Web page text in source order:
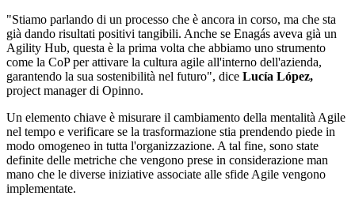
"Stiamo parlando di un processo che è ancora in corso, ma che sta
già dando risultati positivi tangibili. Anche se Enagás aveva già un
Agility Hub, questa è la prima volta che abbiamo uno strumento
come la CoP per attivare la cultura agile all'interno dell'azienda,
garantendo la sua sostenibilità nel futuro", dice Lucía López,
project manager di Opinno.
Un elemento chiave è misurare il cambiamento della mentalità Agile
nel tempo e verificare se la trasformazione stia prendendo piede in
modo omogeneo in tutta l'organizzazione. A tal fine, sono state
definite delle metriche che vengono prese in considerazione man
mano che le diverse iniziative associate alle sfide Agile vengono
implementate.